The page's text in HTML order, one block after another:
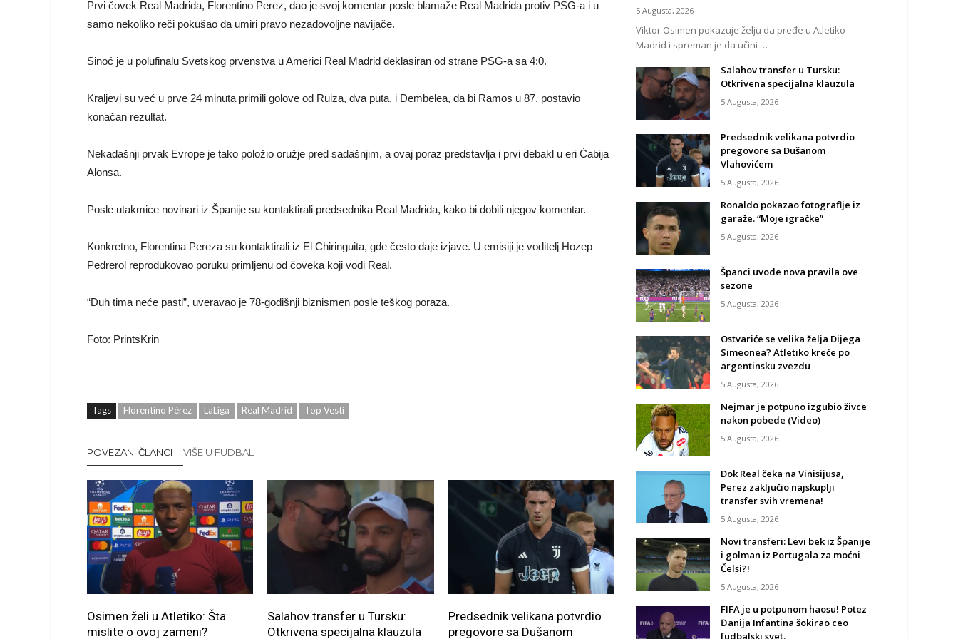
Prvi čovek Real Madrida, Florentino Perez, dao je svoj komentar posle blamaže Real Madrida protiv PSG-a i u
samo nekoliko reči pokušao da umiri pravo nezadovoljne navijače.
Sinoć je u polufinalu Svetskog prvenstva u Americi Real Madrid deklasiran od strane PSG-a sa 4:0.
Kraljevi su već u prve 24 minuta primili golove od Ruiza, dva puta, i Dembelea, da bi Ramos u 87. postavio
konačan rezultat.
Nekadašnji prvak Evrope je tako položio oružje pred sadašnjim, a ovaj poraz predstavlja i prvi debakl u eri Ćabija
Alonsa.
Posle utakmice novinari iz Španije su kontaktirali predsednika Real Madrida, kako bi dobili njegov komentar.
Konkretno, Florentina Pereza su kontaktirali iz El Chiringuita, gde često daje izjave. U emisiji je voditelj Hozep
Pedrerol reprodukovao poruku primljenu od čoveka koji vodi Real.
“Duh tima neće pasti”, uveravao je 78-godišnji biznismen posle teškog poraza.
Foto: PrintsKrin
Tags Florentino Pérez LaLiga Real Madrid Top Vesti
POVEZANI ČLANCI VIŠE U FUDBAL
Osimen želi u Atletiko: Šta
mislite o ovoj zameni?
Salahov transfer u Tursku:
Otkrivena specijalna klauzula
Predsednik velikana potvrdio
pregovore sa Dušanom
5 Augusta, 2026
Viktor Osimen pokazuje želju da pređe u Atletiko
Madrid i spreman je da učini …
Salahov transfer u Tursku:
Otkrivena specijalna klauzula
5 Augusta, 2026
Predsednik velikana potvrdio
pregovore sa Dušanom
Vlahovićem
5 Augusta, 2026
Ronaldo pokazao fotografije iz
garaže. “Moje igračke”
5 Augusta, 2026
Španci uvode nova pravila ove
sezone
5 Augusta, 2026
Ostvariće se velika želja Dijega
Simeonea? Atletiko kreće po
argentinsku zvezdu
5 Augusta, 2026
Nejmar je potpuno izgubio živce
nakon pobede (Video)
5 Augusta, 2026
Dok Real čeka na Vinisijusa,
Perez zaključio najskuplji
transfer svih vremena!
5 Augusta, 2026
Novi transferi: Levi bek iz Španije
i golman iz Portugala za moćni
Čelsi?!
5 Augusta, 2026
FIFA je u potpunom haosu! Potez
Đanija Infantina šokirao ceo
fudbalski svet.